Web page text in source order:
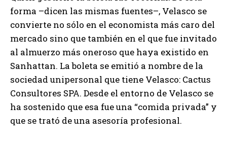
forma –dicen las mismas fuentes–, Velasco se
convierte no sólo en el economista más caro del
mercado sino que también en el que fue invitado
al almuerzo más oneroso que haya existido en
Sanhattan. La boleta se emitió a nombre de la
sociedad unipersonal que tiene Velasco: Cactus
Consultores SPA. Desde el entorno de Velasco se
ha sostenido que esa fue una “comida privada” y
que se trató de una asesoría profesional.